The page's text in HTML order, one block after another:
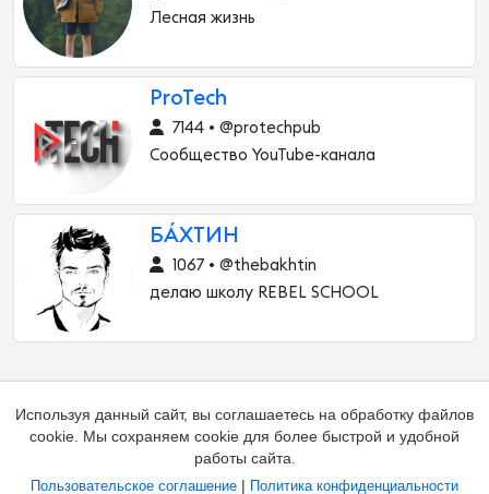
Лесная жизнь
ProTech
7144 • @protechpub
Сообщество YouTube-канала
БÁХТИН
1067 • @thebakhtin
делаю школу REBEL SCHOOL
Используя данный сайт, вы соглашаетесь на обработку файлов
cookie. Мы сохраняем cookie для более быстрой и удобной
работы сайта.
Пользовательское соглашение | Политика конфиденциальности